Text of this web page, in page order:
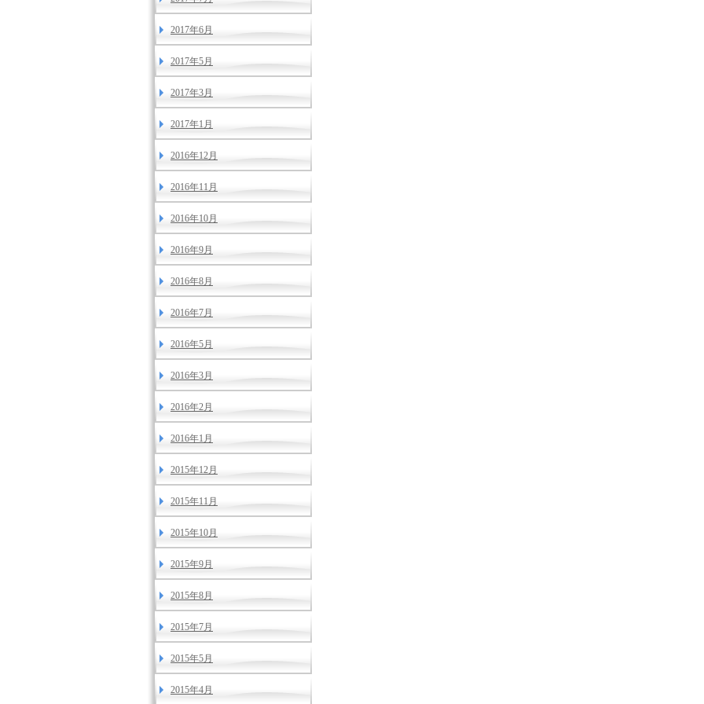
2017年6月
2017年5月
2017年3月
2017年1月
2016年12月
2016年11月
2016年10月
2016年9月
2016年8月
2016年7月
2016年5月
2016年3月
2016年2月
2016年1月
2015年12月
2015年11月
2015年10月
2015年9月
2015年8月
2015年7月
2015年5月
2015年4月